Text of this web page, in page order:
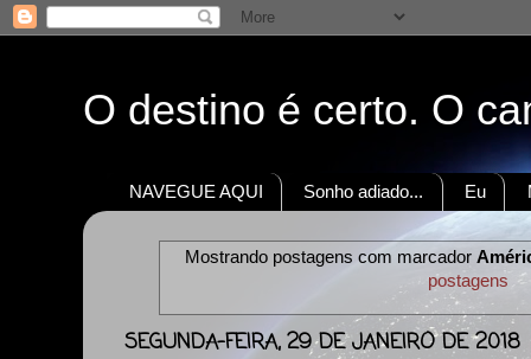
O destino é certo. O
NAVEGUE AQUI Sonho adiado... Eu
Mostrando postagens com marcador
postagens
SEGUNDA-FEIRA, 29 DE JANEIRO DE 2018